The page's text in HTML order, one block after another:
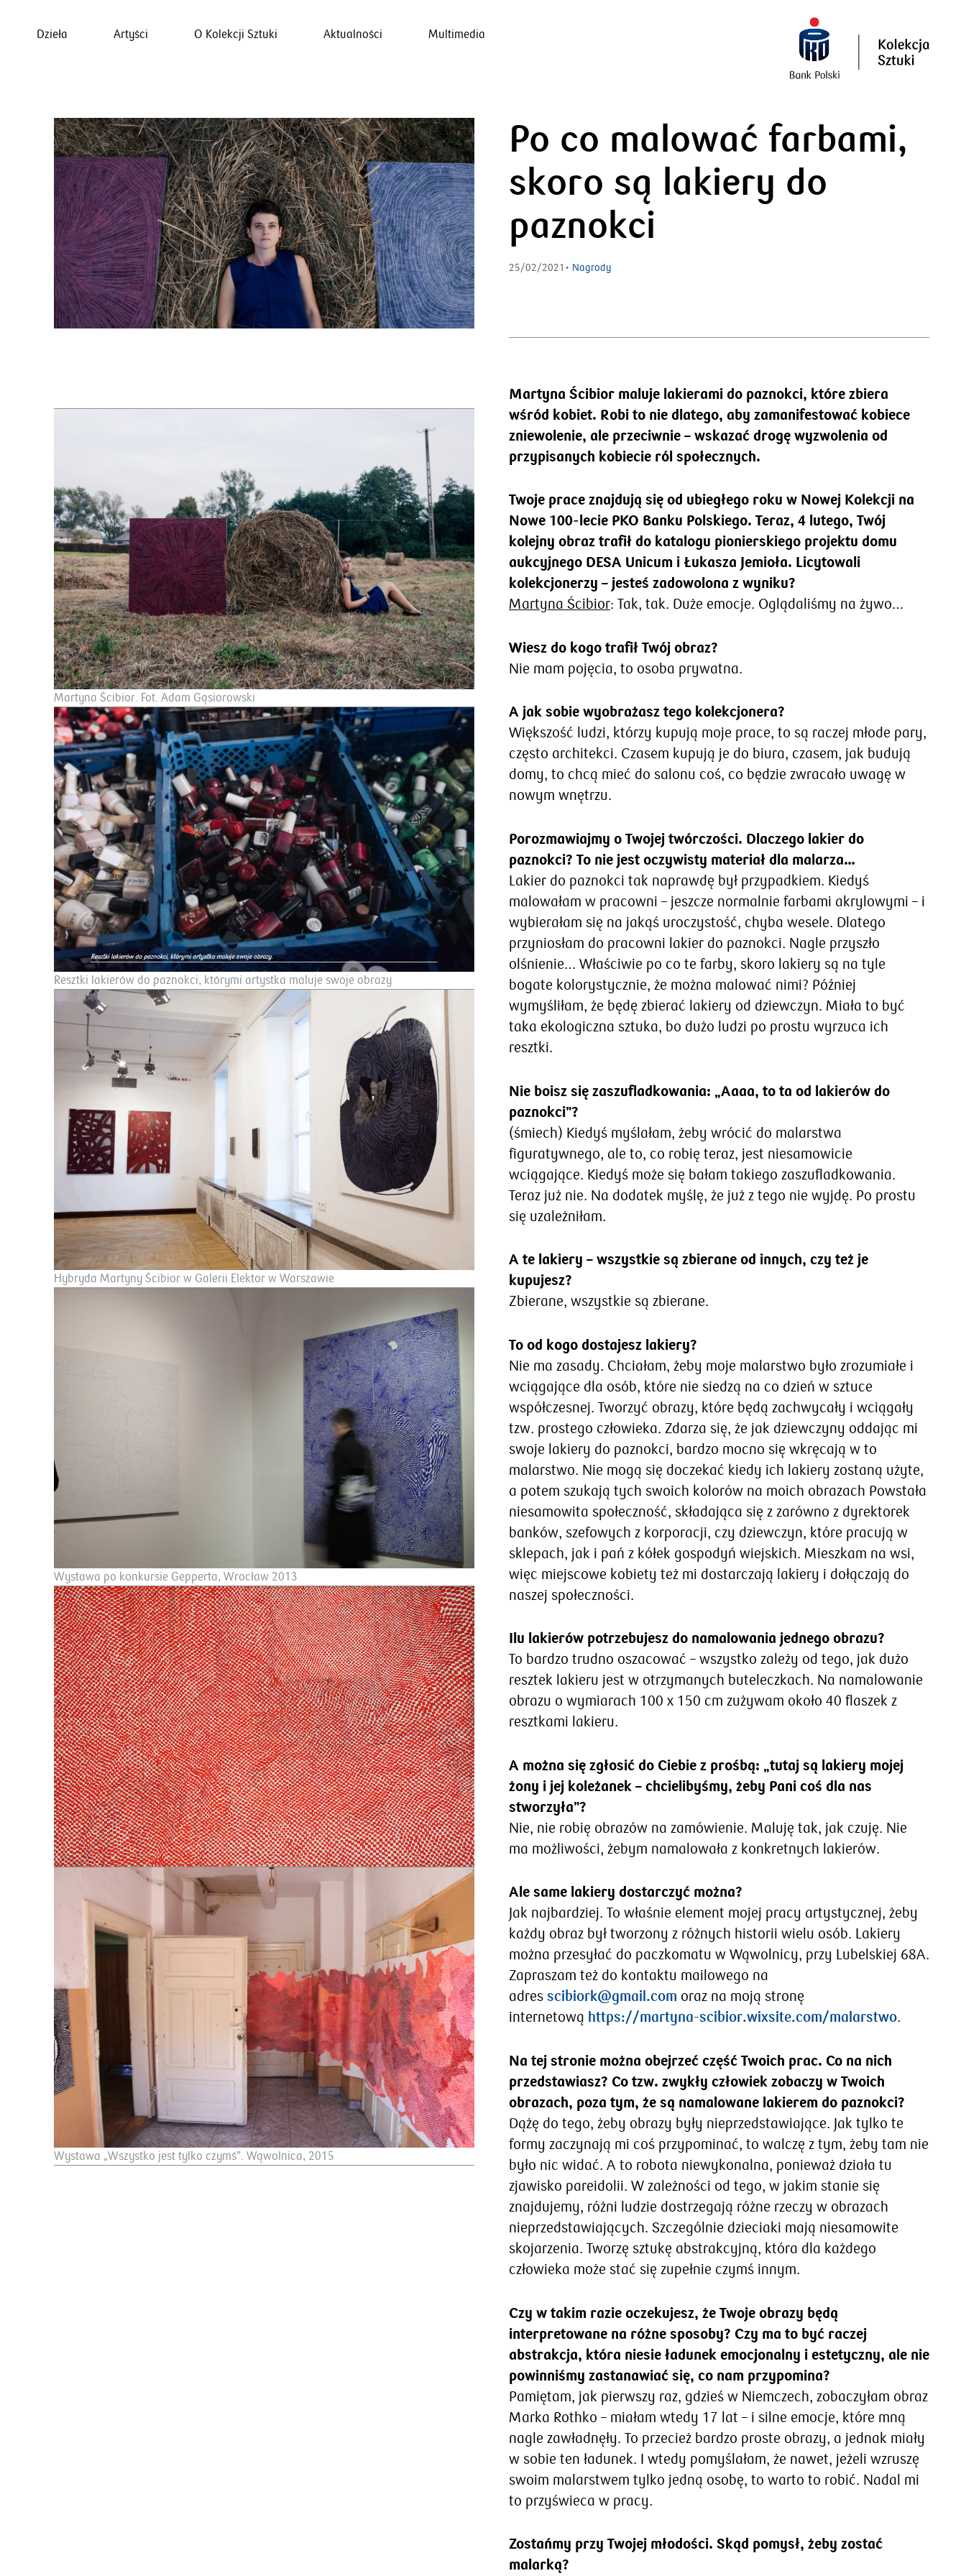
Dzieła Artyści O Kolekcji Sztuki Aktualności Multimedia
Martyna Ścibior. Fot. Adam Gąsiorowski
Resztki lakierów do paznokci, którymi artystka maluje swoje obrazy
Hybryda Martyny Ścibior w Galerii Elektor w Warszawie
Wystawa po konkursie Gepperta, Wrocław 2013
Wystawa „Wszystko jest tylko czymś”. Wąwolnica, 2015
Po co malować farbami,
skoro są lakiery do
paznokci
25/02/2021• Nagrody
Martyna Ścibior maluje lakierami do paznokci, które zbiera
wśród kobiet. Robi to nie dlatego, aby zamanifestować kobiece
zniewolenie, ale przeciwnie – wskazać drogę wyzwolenia od
przypisanych kobiecie ról społecznych.
Twoje prace znajdują się od ubiegłego roku w Nowej Kolekcji na
Nowe 100-lecie PKO Banku Polskiego. Teraz, 4 lutego, Twój
kolejny obraz trafił do katalogu pionierskiego projektu domu
aukcyjnego DESA Unicum i Łukasza Jemioła. Licytowali
kolekcjonerzy – jesteś zadowolona z wyniku?
Martyna Ścibior: Tak, tak. Duże emocje. Oglądaliśmy na żywo…
Wiesz do kogo trafił Twój obraz?
Nie mam pojęcia, to osoba prywatna.
A jak sobie wyobrażasz tego kolekcjonera?
Większość ludzi, którzy kupują moje prace, to są raczej młode pary,
często architekci. Czasem kupują je do biura, czasem, jak budują
domy, to chcą mieć do salonu coś, co będzie zwracało uwagę w
nowym wnętrzu.
Porozmawiajmy o Twojej twórczości. Dlaczego lakier do
paznokci? To nie jest oczywisty materiał dla malarza…
Lakier do paznokci tak naprawdę był przypadkiem. Kiedyś
malowałam w pracowni – jeszcze normalnie farbami akrylowymi – i
wybierałam się na jakąś uroczystość, chyba wesele. Dlatego
przyniosłam do pracowni lakier do paznokci. Nagle przyszło
olśnienie… Właściwie po co te farby, skoro lakiery są na tyle
bogate kolorystycznie, że można malować nimi? Później
wymyśliłam, że będę zbierać lakiery od dziewczyn. Miała to być
taka ekologiczna sztuka, bo dużo ludzi po prostu wyrzuca ich
resztki.
Nie boisz się zaszufladkowania: „Aaaa, to ta od lakierów do
paznokci”?
(śmiech) Kiedyś myślałam, żeby wrócić do malarstwa
figuratywnego, ale to, co robię teraz, jest niesamowicie
wciągające. Kiedyś może się bałam takiego zaszufladkowania.
Teraz już nie. Na dodatek myślę, że już z tego nie wyjdę. Po prostu
się uzależniłam.
A te lakiery – wszystkie są zbierane od innych, czy też je
kupujesz?
Zbierane, wszystkie są zbierane.
To od kogo dostajesz lakiery?
Nie ma zasady. Chciałam, żeby moje malarstwo było zrozumiałe i
wciągające dla osób, które nie siedzą na co dzień w sztuce
współczesnej. Tworzyć obrazy, które będą zachwycały i wciągały
tzw. prostego człowieka. Zdarza się, że jak dziewczyny oddając mi
swoje lakiery do paznokci, bardzo mocno się wkręcają w to
malarstwo. Nie mogą się doczekać kiedy ich lakiery zostaną użyte,
a potem szukają tych swoich kolorów na moich obrazach Powstała
niesamowita społeczność, składająca się z zarówno z dyrektorek
banków, szefowych z korporacji, czy dziewczyn, które pracują w
sklepach, jak i pań z kółek gospodyń wiejskich. Mieszkam na wsi,
więc miejscowe kobiety też mi dostarczają lakiery i dołączają do
naszej społeczności.
Ilu lakierów potrzebujesz do namalowania jednego obrazu?
To bardzo trudno oszacować – wszystko zależy od tego, jak dużo
resztek lakieru jest w otrzymanych buteleczkach. Na namalowanie
obrazu o wymiarach 100 x 150 cm zużywam około 40 flaszek z
resztkami lakieru.
A można się zgłosić do Ciebie z prośbą: „tutaj są lakiery mojej
żony i jej koleżanek – chcielibyśmy, żeby Pani coś dla nas
stworzyła”?
Nie, nie robię obrazów na zamówienie. Maluję tak, jak czuję. Nie
ma możliwości, żebym namalowała z konkretnych lakierów.
Ale same lakiery dostarczyć można?
Jak najbardziej. To właśnie element mojej pracy artystycznej, żeby
każdy obraz był tworzony z różnych historii wielu osób. Lakiery
można przesyłać do paczkomatu w Wąwolnicy, przy Lubelskiej 68A.
Zapraszam też do kontaktu mailowego na
adres scibiork@gmail.com oraz na moją stronę
internetową https://martyna-scibior.wixsite.com/malarstwo.
Na tej stronie można obejrzeć część Twoich prac. Co na nich
przedstawiasz? Co tzw. zwykły człowiek zobaczy w Twoich
obrazach, poza tym, że są namalowane lakierem do paznokci?
Dążę do tego, żeby obrazy były nieprzedstawiające. Jak tylko te
formy zaczynają mi coś przypominać, to walczę z tym, żeby tam nie
było nic widać. A to robota niewykonalna, ponieważ działa tu
zjawisko pareidolii. W zależności od tego, w jakim stanie się
znajdujemy, różni ludzie dostrzegają różne rzeczy w obrazach
nieprzedstawiających. Szczególnie dzieciaki mają niesamowite
skojarzenia. Tworzę sztukę abstrakcyjną, która dla każdego
człowieka może stać się zupełnie czymś innym.
Czy w takim razie oczekujesz, że Twoje obrazy będą
interpretowane na różne sposoby? Czy ma to być raczej
abstrakcja, która niesie ładunek emocjonalny i estetyczny, ale nie
powinniśmy zastanawiać się, co nam przypomina?
Pamiętam, jak pierwszy raz, gdzieś w Niemczech, zobaczyłam obraz
Marka Rothko – miałam wtedy 17 lat – i silne emocje, które mną
nagle zawładnęły. To przecież bardzo proste obrazy, a jednak miały
w sobie ten ładunek. I wtedy pomyślałam, że nawet, jeżeli wzruszę
swoim malarstwem tylko jedną osobę, to warto to robić. Nadal mi
to przyświeca w pracy.
Zostańmy przy Twojej młodości. Skąd pomysł, żeby zostać
malarką?